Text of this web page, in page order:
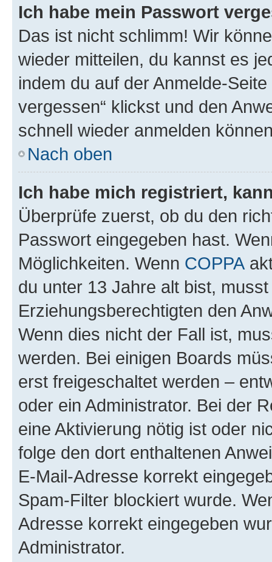
Ich habe mein Passwort
Das ist nicht schlimm! Wir
wieder mitteilen, du kannst es
indem du auf der Anmelde-
vergessen“ klickst und den
schnell wieder anmelden
Nach oben
Ich habe mich registriert,
Überprüfe zuerst, ob du den
Passwort eingegeben hast.
Möglichkeiten. Wenn COPPA
du unter 13 Jahre alt bist,
Erziehungsberechtigten den
Wenn dies nicht der Fall ist,
werden. Bei einigen Boards
erst freigeschaltet werden –
oder ein Administrator. Bei der
eine Aktivierung nötig ist oder
folge den dort enthaltenen
E-Mail-Adresse korrekt
Spam-Filter blockiert wurde.
Adresse korrekt eingegeben
Administrator.